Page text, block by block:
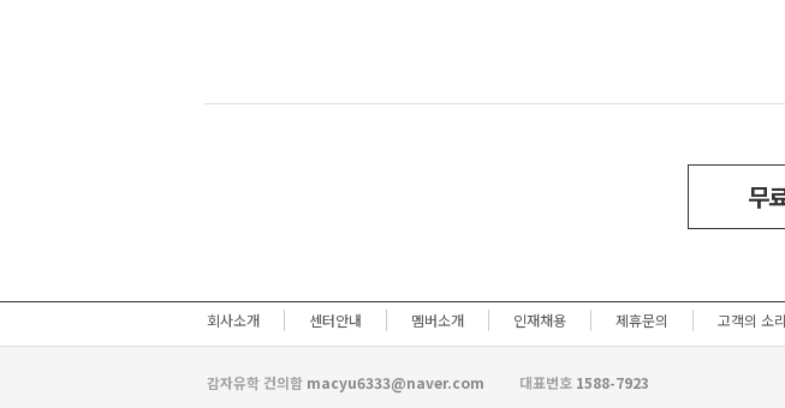
무
회사소개 센터안내 멤버소개 인재채용 제휴문의 고객의 소리
감자유학 건의함 macyu6333@naver.com 대표번호 1588-7923